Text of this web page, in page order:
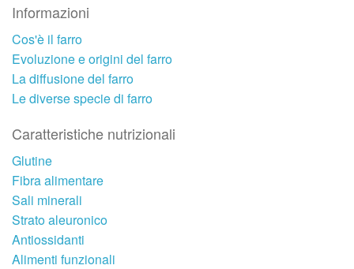
Entra
Informazioni
Cos'è il farro
Evoluzione e origini del farro
La diffusione del farro
Le diverse specie di farro
Caratteristiche nutrizionali
Glutine
Fibra alimentare
Sali minerali
Strato aleuronico
Antiossidanti
Alimenti funzionali